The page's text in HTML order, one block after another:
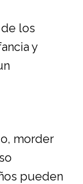
los
y
morder
pueden